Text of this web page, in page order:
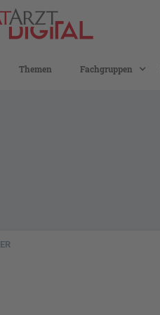
Themen Fachgruppen